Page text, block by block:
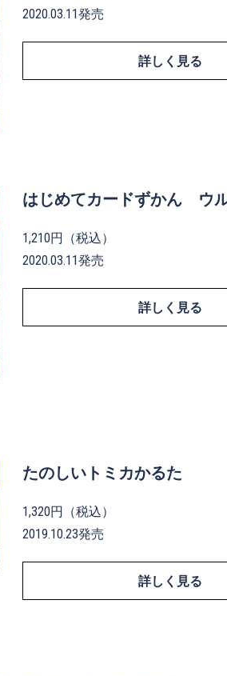
2020.03.11発売
詳しく見る
はじめてカードずかん ウ
1,210円（税込）
2020.03.11発売
詳しく見る
たのしいトミカかるた
1,320円（税込）
2019.10.23発売
詳しく見る